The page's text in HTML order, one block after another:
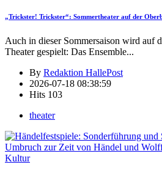
„Trickster! Trickster“: Sommertheater auf der
Auch in dieser Sommersaison wird auf
Theater gespielt: Das Ensemble...
By Redaktion HallePost
2026-07-18 08:38:59
Hits 103
theater
Kultur